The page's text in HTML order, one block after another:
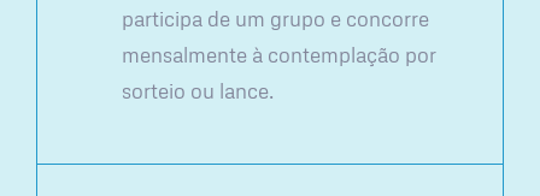
participa de um grupo e concorre
mensalmente à contemplação por
sorteio ou lance.